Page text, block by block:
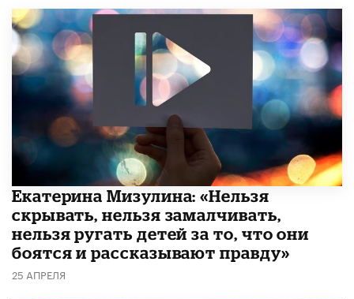
Екатерина Мизулина: «Нельзя
скрывать, нельзя замалчивать,
нельзя ругать детей за то, что они
боятся и рассказывают правду»
25 АПРЕЛЯ